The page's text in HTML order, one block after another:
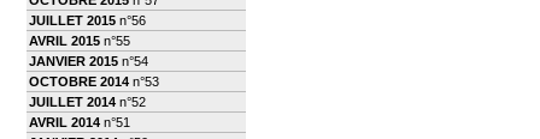
JUILLET 2015 n°56
AVRIL 2015 n°55
JANVIER 2015 n°54
OCTOBRE 2014 n°53
JUILLET 2014 n°52
AVRIL 2014 n°51